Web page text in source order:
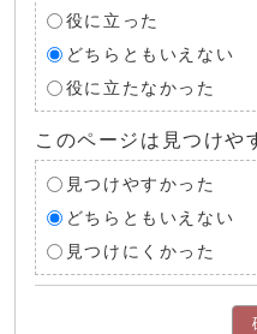
役に立った
どちらともいえない
役に立たなかった
このページは見つけや
見つけやすかった
どちらともいえない
見つけにくかった